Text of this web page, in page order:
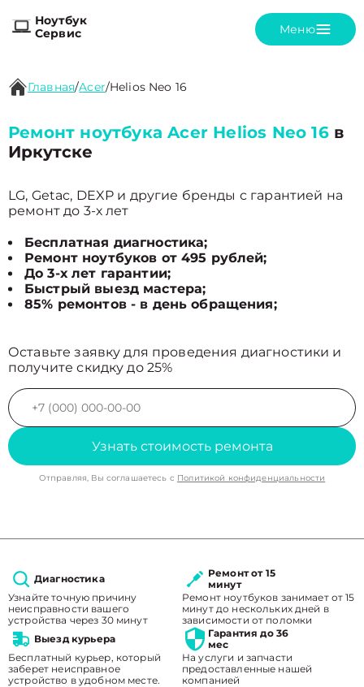
Ноутбук
Сервис
Меню
Главная/Acer/Helios Neo 16
Ремонт ноутбука Acer Helios Neo 16в
Иркутске
LG, Getac, DEXP и другие бренды с гарантией на
ремонт до 3-х лет
Бесплатная диагностика;
Ремонт ноутбуков от 495 рублей;
До 3-х лет гарантии;
Быстрый выезд мастера;
85% ремонтов - в день обращения;
Оставьте заявку для проведения диагностики и
получите скидку до 25%
Узнать стоимость ремонта
Отправляя, Вы соглашаетесь с Политикой конфиденциальности
Диагностика
Узнайте точную причину
неисправности вашего
устройства через 30 минут
Ремонт от 15
минут
Ремонт ноутбуков занимает от 15
минут до нескольких дней в
зависимости от поломки
Выезд курьера
Бесплатный курьер, который
заберет неисправное
устройство в удобном месте.
Гарантия до 36
мес
На услуги и запчасти
предоставленные нашей
компанией